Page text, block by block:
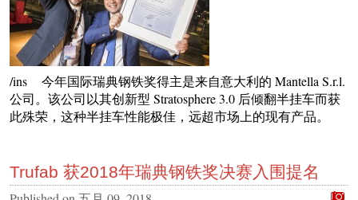
/ins 今年国际瑞典钢铁奖得主是来自意大利的 Mantella S.r.l.
公司。该公司以其创新型 Stratosphere 3.0 后倾翻半挂车而获
此殊荣，这种半挂车性能极佳，远超市场上的现有产品。
Trufab 获2018年瑞典钢铁奖决赛入围提名